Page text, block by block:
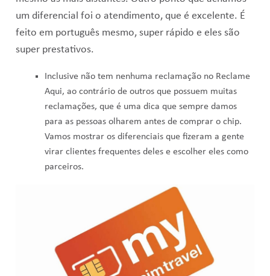
um diferencial foi o atendimento, que é excelente. É
feito em português mesmo, super rápido e eles são
super prestativos.
Inclusive não tem nenhuma reclamação no Reclame
Aqui, ao contrário de outros que possuem muitas
reclamações, que é uma dica que sempre damos
para as pessoas olharem antes de comprar o chip.
Vamos mostrar os diferenciais que fizeram a gente
virar clientes frequentes deles e escolher eles como
parceiros.